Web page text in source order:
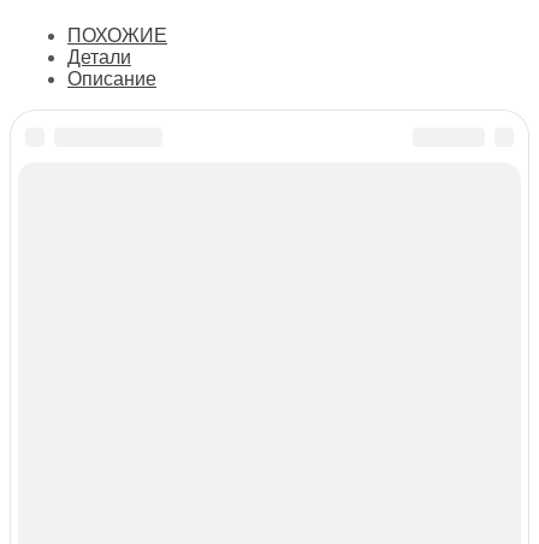
Доломитовых
Альпах
ПОХОЖИЕ
Детали
Описание